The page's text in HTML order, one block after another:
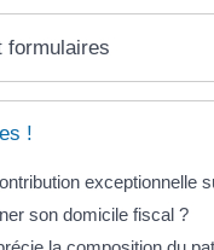
formulaires
!
exceptionnelle
son domicile fiscal ?